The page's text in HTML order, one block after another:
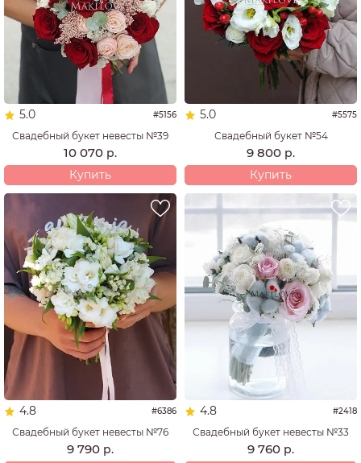
5.0 #5156
Свадебный букет невесты №39
10 070 р.
Купить
5.0 #5575
Свадебный букет №54
9 800 р.
Купить
4.8 #6386
Свадебный букет невесты №76
9 790 р.
4.8 #2418
Свадебный букет невесты №33
9 760 р.